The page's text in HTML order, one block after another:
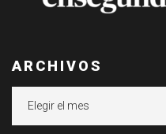
ARCHIVOS